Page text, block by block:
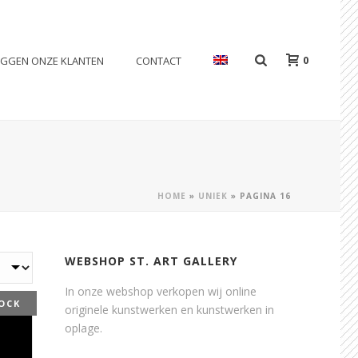
ONZE KLANTEN CONTACT 0
HOME » UNIEK » PAGINA 16
WEBSHOP ST. ART GALLERY
In onze webshop verkopen wij online
originele kunstwerken en kunstwerken in
oplage.